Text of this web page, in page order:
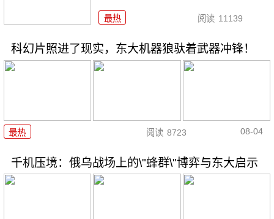
最热 阅读 11139
科幻片照进了现实，东大机器狼驮着武器冲锋！
最热 阅读 8723 08-04
千机压境：俄乌战场上的\"蜂群\"博弈与东大启示